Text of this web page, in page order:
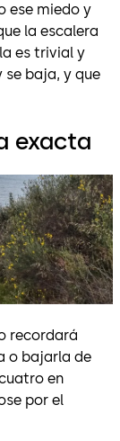
ese miedo y
la escalera
es trivial y
se baja, y que
exacta
recordará
o bajarla de
en
por el